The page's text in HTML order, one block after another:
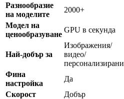
Разнообразие
на моделите
2000+
Модел на
ценообразуване
GPU в секунда
Най-добър за
Изображения/
видео/
персонализирани
Фина
настройка
Да
Скорост
Добър